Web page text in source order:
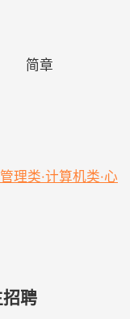
简章
理类·计算机类·心
聘